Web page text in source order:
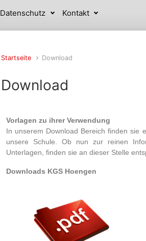
Datenschutz Kontakt
Startseite Download
Download
Vorlagen zu ihrer Verwendung
In unserem Download Bereich finden sie
unsere Schule. Ob nun zur reinen
Unterlagen, finden sie an dieser Stelle
Downloads KGS Hoengen